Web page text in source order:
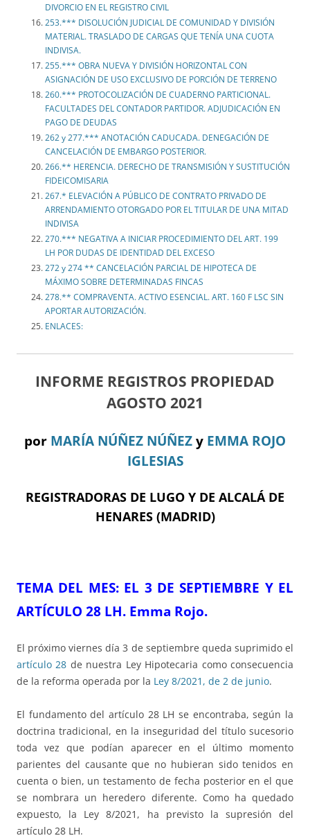
DIVORCIO EN EL REGISTRO CIVIL
253.*** DISOLUCIÓN JUDICIAL DE COMUNIDAD Y DIVISIÓN
MATERIAL. TRASLADO DE CARGAS QUE TENÍA UNA CUOTA
INDIVISA.
255.*** OBRA NUEVA Y DIVISIÓN HORIZONTAL CON
ASIGNACIÓN DE USO EXCLUSIVO DE PORCIÓN DE TERRENO
260.*** PROTOCOLIZACIÓN DE CUADERNO PARTICIONAL.
FACULTADES DEL CONTADOR PARTIDOR. ADJUDICACIÓN EN
PAGO DE DEUDAS
262 y 277.*** ANOTACIÓN CADUCADA. DENEGACIÓN DE
CANCELACIÓN DE EMBARGO POSTERIOR.
266.** HERENCIA. DERECHO DE TRANSMISIÓN Y SUSTITUCIÓN
FIDEICOMISARIA
267.* ELEVACIÓN A PÚBLICO DE CONTRATO PRIVADO DE
ARRENDAMIENTO OTORGADO POR EL TITULAR DE UNA MITAD
INDIVISA
270.*** NEGATIVA A INICIAR PROCEDIMIENTO DEL ART. 199
LH POR DUDAS DE IDENTIDAD DEL EXCESO
272 y 274 ** CANCELACIÓN PARCIAL DE HIPOTECA DE
MÁXIMO SOBRE DETERMINADAS FINCAS
278.** COMPRAVENTA. ACTIVO ESENCIAL. ART. 160 F LSC SIN
APORTAR AUTORIZACIÓN.
ENLACES:
INFORME REGISTROS PROPIEDAD
AGOSTO 2021
por MARÍA NÚÑEZ NÚÑEZ y EMMA ROJO
IGLESIAS
REGISTRADORAS DE LUGO Y DE ALCALÁ DE
HENARES (MADRID)
TEMA DEL MES: EL 3 DE SEPTIEMBRE Y EL
ARTÍCULO 28 LH. Emma Rojo.
El próximo viernes día 3 de septiembre queda suprimido el
artículo 28 de nuestra Ley Hipotecaria como consecuencia
de la reforma operada por la Ley 8/2021, de 2 de junio.
El fundamento del artículo 28 LH se encontraba, según la
doctrina tradicional, en la inseguridad del título sucesorio
toda vez que podían aparecer en el último momento
parientes del causante que no hubieran sido tenidos en
cuenta o bien, un testamento de fecha posterior en el que
se nombrara un heredero diferente. Como ha quedado
expuesto, la Ley 8/2021, ha previsto la supresión del
artículo 28 LH.